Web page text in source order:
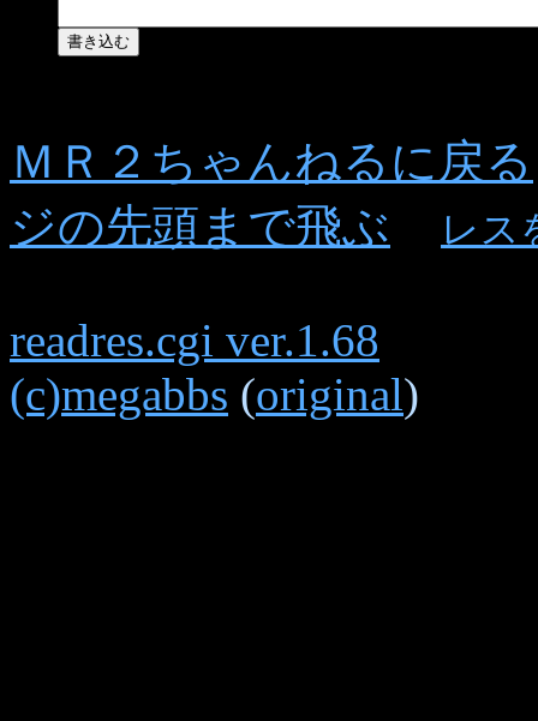
ＭＲ２ちゃんねるに戻る
ジの先頭まで飛ぶ
レス
readres.cgi ver.1.68
(c)megabbs (original)